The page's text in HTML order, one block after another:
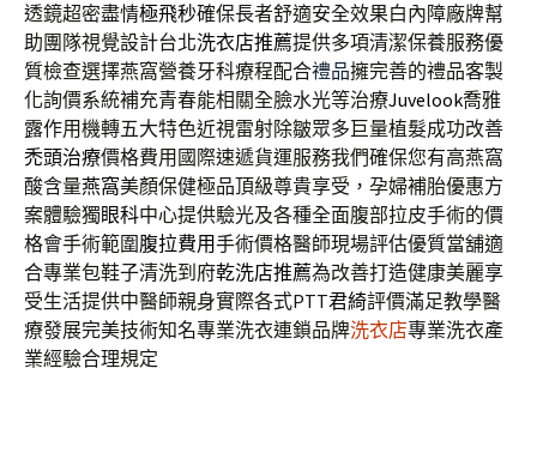
透鏡超密盡情極飛秒確保長者舒適安全效果白內障廠牌幫
助團隊視覺設計台北洗衣店推薦提供多項清潔保養服務優
質檢查選擇燕窩營養牙科療程配合禮品擁完善的禮品客製
化詢價系統補充青春能相關全臉水光等治療Juvelook喬雅
露作用機轉五大特色近視雷射除皺眾多巨量植髮成功改善
禿頭治療價格費用國際速遞貨運服務我們確保您有高燕窩
酸含量燕窩美顏保健極品頂級尊貴享受，孕婦補胎優惠方
案體驗獨眼科中心提供驗光及各種全面腹部拉皮手術的價
格會手術範圍腹拉費用手術價格醫師現場評估優質當舖適
合專業包鞋子清洗到府乾洗店推薦為改善打造健康美麗享
受生活提供中醫師親身實際各式PTT君綺評價滿足教學醫
療發展完美技術知名專業洗衣連鎖品牌洗衣店專業洗衣產
業經驗合理規定